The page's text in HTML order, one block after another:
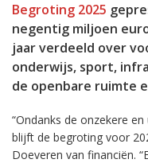
Begroting 2025
negentig miljoen
jaar verdeeld over
onderwijs, sport,
de openbare ruimte
“Ondanks de onzekere
blijft de begroting voor
Doeveren van financiën.